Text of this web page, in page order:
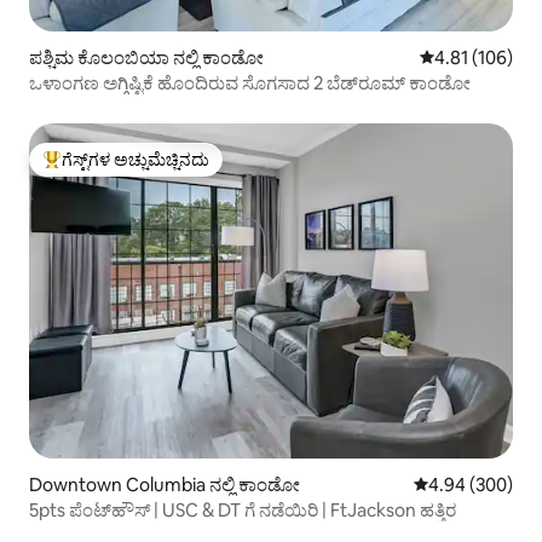
ಪಶ್ಚಿಮ ಕೊಲಂಬಿಯಾ ನಲ್ಲಿ ಕಾಂಡೋ 5 ರಲ್ಲಿ 4.81
4.81 (106)
ಒಳಾಂಗಣ ಅಗ್ಗಿಷ್ಟಿಕೆ ಹೊಂದಿರುವ ಸೊಗಸಾದ 2 ಬೆಡ್‌ರೂಮ್ ಕಾಂಡೋ
ಗೆಸ್ಟ್‌ಗಳಿಗೆ ಅತಿ ಹೆಚ್ಚು ಅಚ್ಚುಮೆಚ್ಚಿನದು
ಗೆಸ್ಟ್‌ಗಳ ಅಚ್ಚುಮೆಚ್ಚಿನದು
Downtown Columbia ನಲ್ಲಿ ಕಾಂಡೋ 5 ರಲ್ಲಿ 4.94
4.94 (300)
5pts ಪೆಂಟ್‌ಹೌಸ್ | USC & DT ಗೆ ನಡೆಯಿರಿ | FtJackson ಹತ್ತಿರ